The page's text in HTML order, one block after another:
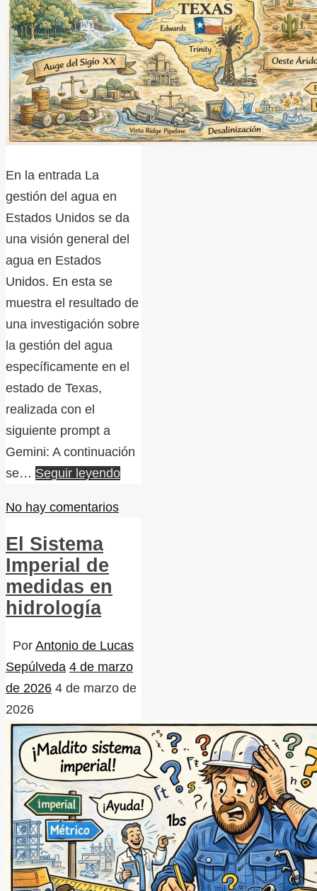
En la entrada La
gestión del agua en
Estados Unidos se da
una visión general del
agua en Estados
Unidos. En esta se
muestra el resultado de
una investigación sobre
la gestión del agua
específicamente en el
estado de Texas,
realizada con el
siguiente prompt a
Gemini: A continuación
se… Seguir leyendo
No hay comentarios
El Sistema
Imperial de
medidas en
hidrología
Por Antonio de Lucas
Sepúlveda 4 de marzo
de 2026 4 de marzo de
2026